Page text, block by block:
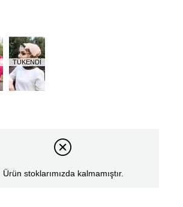
TÜKENDI
Ürün stoklarımızda kalmamıştır.